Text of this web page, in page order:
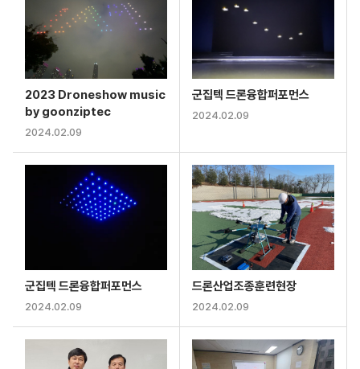
2023 Droneshow music
by goonziptec
2024.02.09
군집텍 드론융합퍼포먼스
2024.02.09
군집텍 드론융합퍼포먼스
2024.02.09
드론산업조종훈련현장
2024.02.09